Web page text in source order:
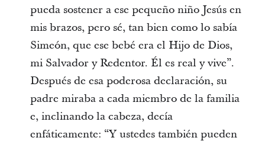
pueda sostener a ese pequeño niño Jesús en
mis brazos, pero sé, tan bien como lo sabía
Simeón, que ese bebé era el Hijo de Dios,
mi Salvador y Redentor. Él es real y vive”.
Después de esa poderosa declaración, su
padre miraba a cada miembro de la familia
e, inclinando la cabeza, decía
enfáticamente: “Y ustedes también pueden